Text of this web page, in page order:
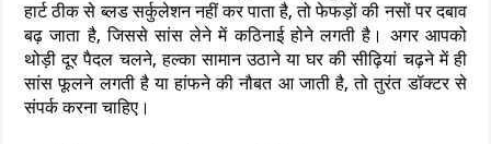
हार्ट ठीक से ब्लड सर्कुलेशन नहीं कर पाता है, तो फेफड़ों की नसों पर दबाव
बढ़ जाता है, जिससे सांस लेने में कठिनाई होने लगती है। अगर आपको
थोड़ी दूर पैदल चलने, हल्का सामान उठाने या घर की सीढ़ियां चढ़ने में ही
सांस फूलने लगती है या हांफने की नौबत आ जाती है, तो तुरंत डॉक्टर से
संपर्क करना चाहिए।